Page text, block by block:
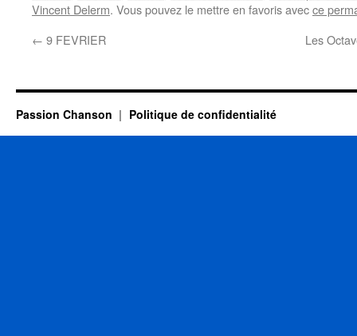
Vincent Delerm. Vous pouvez le mettre en favoris avecce
← 9 FEVRIER Les
Passion Chanson Politique de confidentialité